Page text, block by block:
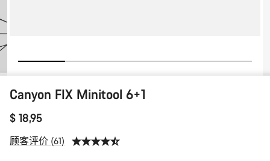
Canyon FIX Minitool 6+1
$ 18,95
顾客评价 (61)